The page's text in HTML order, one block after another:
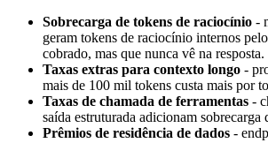
Sobrecarga de tokens de raciocínio -
geram tokens de raciocínio internos
cobrado, mas que nunca vê na resposta.
Taxas extras para contexto longo -
mais de 100 mil tokens custa mais por
Taxas de chamada de ferramentas -
saída estruturada adicionam sobrecarga
Prêmios de residência de dados -